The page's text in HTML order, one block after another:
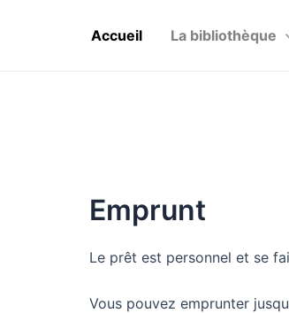
Accueil La bibliothèque
Emprunt
Le prêt est personnel et se
Vous pouvez emprunter